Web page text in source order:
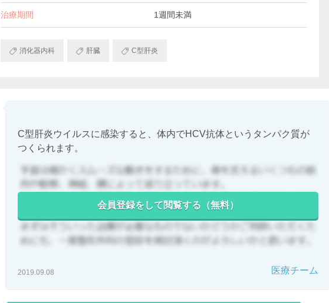
治療期間 1週間未満
消化器内科 肝臓 C型肝炎
C型肝炎ウイルスに感染すると、体内でHCV抗体というタンパク質が
つくられます。
会員登録をして閲覧する（無料）
2019.09.08 医療チーム